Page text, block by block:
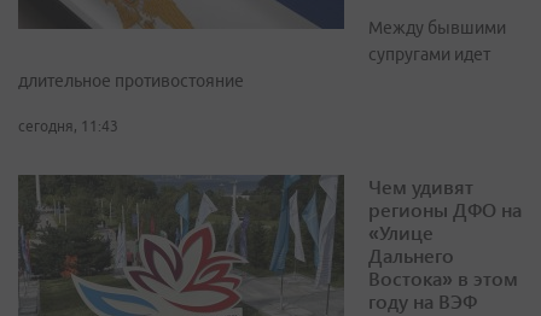
Между бывшими
супругами идет
длительное противостояние
сегодня, 11:43
Чем удивят
регионы ДФО на
«Улице
Дальнего
Востока» в этом
году на ВЭФ